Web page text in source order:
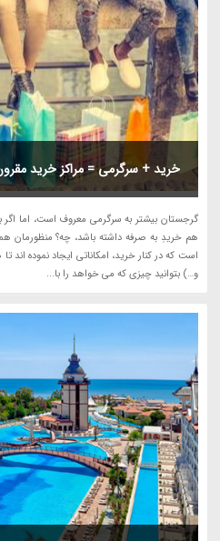
خرید + سرگرمی = مراکز خرید
گرجستان بیشتر به سرگرمی معروف است، اما
هم خریدِ به صرفه داشته باشد، چه؟ منظورمان
است که در کنار خرید، امکاناتی ایجاد نموده
و…) بتوانید چیزی که می خواهد را با...